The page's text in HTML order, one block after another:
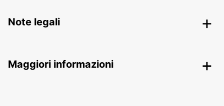
Note legali
Maggiori informazioni